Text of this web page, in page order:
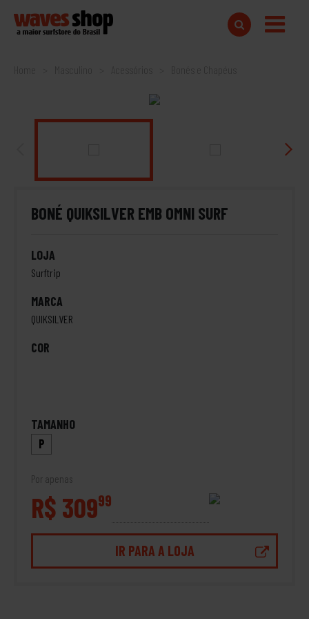
Home
BONÉ QUIKSILVER EMB OMNI SURF
LOJA
Surftrip
MARCA
QUIKSILVER
COR
TAMANHO
P
Por apenas
R$ 30999
IR PARA A LOJA